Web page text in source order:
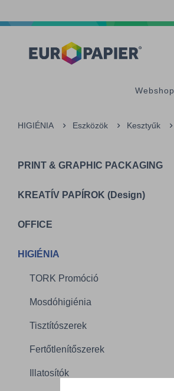
Webshop
HIGIÉNIA Eszközök Kesztyűk
PRINT & GRAPHIC PACKAGING
KREATÍV PAPÍROK (Design)
OFFICE
HIGIÉNIA
TORK Promóció
Mosdóhigiénia
Tisztítószerek
Fertőtlenítőszerek
Illatosítók